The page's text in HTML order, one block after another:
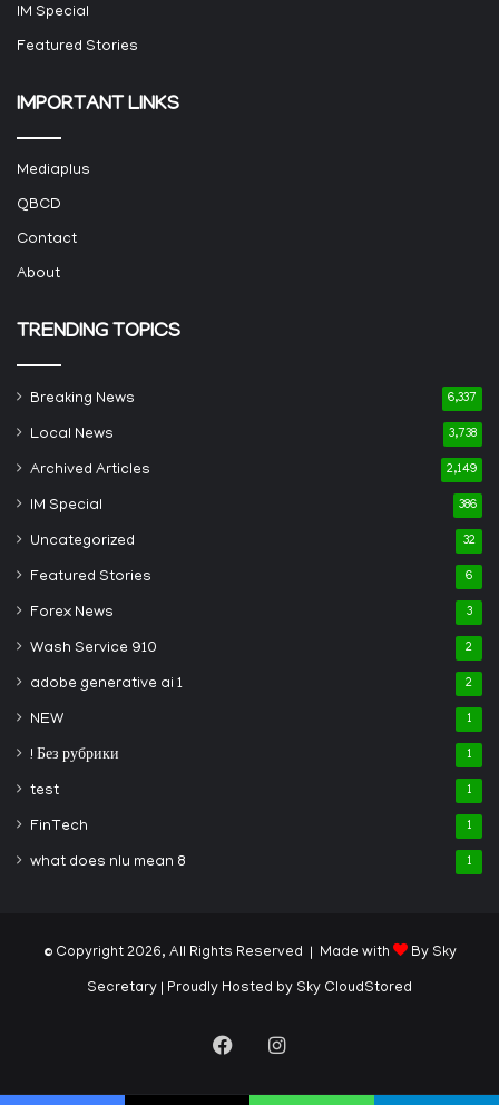
IM Special
Featured Stories
IMPORTANT LINKS
Mediaplus
QBCD
Contact
About
TRENDING TOPICS
Breaking News 6,337
Local News 3,738
Archived Articles 2,149
IM Special 386
Uncategorized 32
Featured Stories 6
Forex News 3
Wash Service 910 2
adobe generative ai 1 2
NEW 1
! Без рубрики 1
test 1
FinTech 1
what does nlu mean 8 1
© Copyright 2026, All Rights Reserved | Made with By Sky
Secretary | Proudly Hosted by Sky CloudStored
FacebookInstagram